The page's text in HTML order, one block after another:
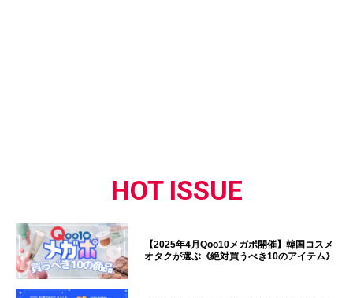
HOT ISSUE
【2025年4月Qoo10メガポ開催】韓国コスメ
オタクが選ぶ《絶対買うべき10のアイテム》